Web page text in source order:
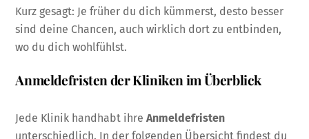
Kurz gesagt: Je früher du dich kümmerst, desto besser
sind deine Chancen, auch wirklich dort zu entbinden,
wo du dich wohlfühlst.
Anmeldefristen der Kliniken im Überblick
Jede Klinik handhabt ihreAnmeldefristen
unterschiedlich. In der folgenden Übersicht findest du